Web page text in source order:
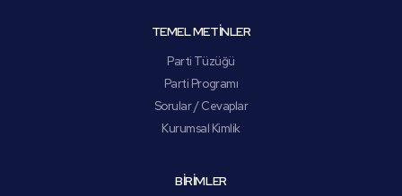
TEMEL METİNLER
Parti Tüzüğü
Parti Programı
Sorular / Cevaplar
Kurumsal Kimlik
BİRİMLER